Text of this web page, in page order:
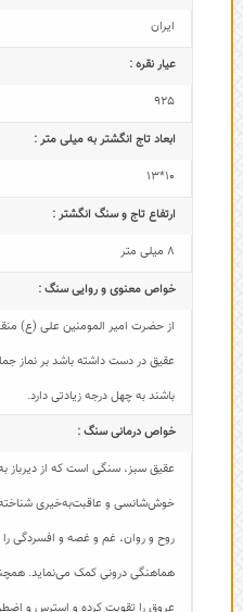
ایران
عیار نقره :
925
ابعاد تاج‌ انگشتر به میلی متر :
10*13
ارتفاع تاج و سنگ انگشتر :
8 میلی متر
خواص معنوی و روایی سنگ :
از حضرت امیر المومنین علی (ع)
عقیق در دست داشته باشد بر نماز
باشند به چهل درجه زیادتی دارد.
خواص درمانی سنگ :
عقیق سبز، سنگی است که از دیرباز
خوش‌شانسی و عاقبت‌به‌خیری
روح و روان، غم و غصه و افسردگی را
هماهنگی درونی کمک می‌نماید.
عروق را تقویت کرده و استرس و